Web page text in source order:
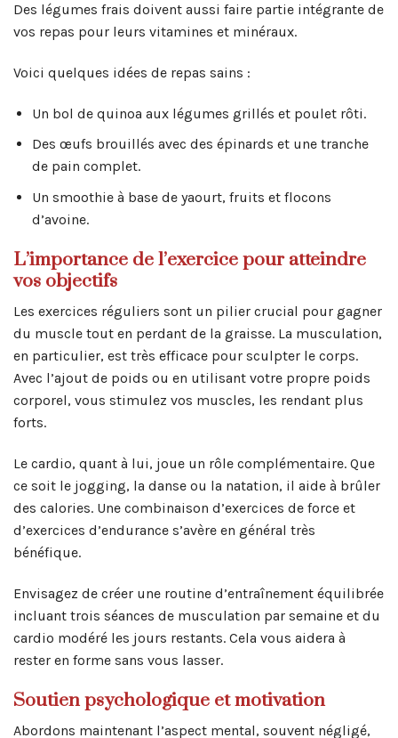
Des légumes frais doivent aussi faire partie intégrante de
vos repas pour leurs vitamines et minéraux.
Voici quelques idées de repas sains :
Un bol de quinoa aux légumes grillés et poulet rôti.
Des œufs brouillés avec des épinards et une tranche
de pain complet.
Un smoothie à base de yaourt, fruits et flocons
d’avoine.
L’importance de l’exercice pour atteindre
vos objectifs
Les exercices réguliers sont un pilier crucial pour gagner
du muscle tout en perdant de la graisse. La musculation,
en particulier, est très efficace pour sculpter le corps.
Avec l’ajout de poids ou en utilisant votre propre poids
corporel, vous stimulez vos muscles, les rendant plus
forts.
Le cardio, quant à lui, joue un rôle complémentaire. Que
ce soit le jogging, la danse ou la natation, il aide à brûler
des calories. Une combinaison d’exercices de force et
d’exercices d’endurance s’avère en général très
bénéfique.
Envisagez de créer une routine d’entraînement équilibrée
incluant trois séances de musculation par semaine et du
cardio modéré les jours restants. Cela vous aidera à
rester en forme sans vous lasser.
Soutien psychologique et motivation
Abordons maintenant l’aspect mental, souvent négligé,